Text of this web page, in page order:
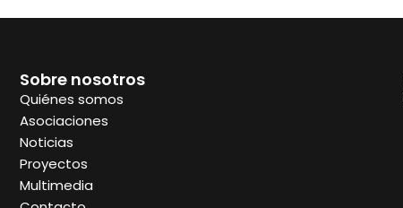
Sobre nosotros
Quiénes somos
Asociaciones
Noticias
Proyectos
Multimedia